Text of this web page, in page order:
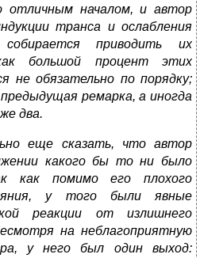
отличным началом, и автор
транса и ослабления
приводить их
большой процент этих
не обязательно по порядку;
ремарка, а иногда
два.
еще сказать, что автор
какого бы то ни было
как помимо его плохого
у того были явные
реакции от излишнего
на неблагоприятную
у него был один выход: